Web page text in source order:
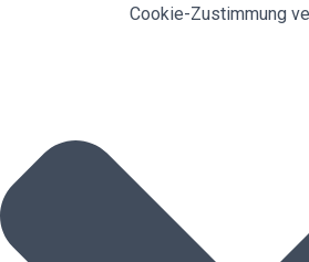
Cookie-Zustimmung